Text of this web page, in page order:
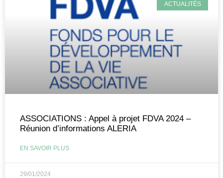
ACTUALITÉS
ASSOCIATIONS : Appel à projet FDVA 2024 –
Réunion d’informations ALERIA
EN SAVOIR PLUS
29/01/2024